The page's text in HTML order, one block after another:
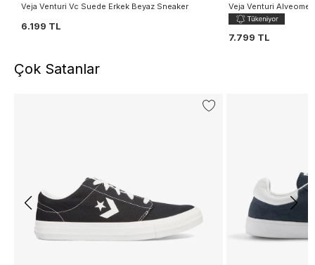
Veja Venturi Vc Suede Erkek Beyaz Sneaker
6.199 TL
Veja Venturi
7.799 TL
Çok Satanlar